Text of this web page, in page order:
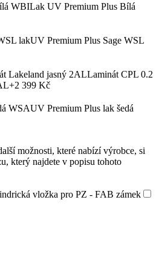
Lak UV Premium Plus Bílá
UV Premium Plus Sage WSL
Laminát CPL 0.2
+2 399 Kč
UV Premium Plus lak šedá
možnosti, které nabízí výrobce, si
který najdete v popisu tohoto
vložka pro PZ - FAB zámek